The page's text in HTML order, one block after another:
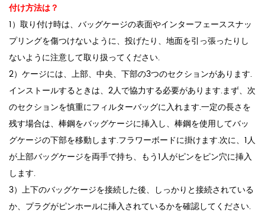
付け方法は？
1）取り付け時は、バッグケージの表面やインターフェーススナッ
プリングを傷つけないように、投げたり、地面を引っ張ったりし
ないように注意して取り扱ってください.
2）ケージには、上部、中央、下部の3つのセクションがあります.
インストールするときは、2人で協力する必要があります.まず、次
のセクションを慎重にフィルターバッグに入れます.一定の長さを
残す場合は、棒鋼をバッグケージに挿入し、棒鋼を使用してバッ
グケージの下部を移動します.フラワーボードに掛けます.次に、1人
が上部バッグケージを両手で持ち、もう1人がピンをピン穴に挿入
します.
3）上下のバッグケージを接続した後、しっかりと接続されている
か、プラグがピンホールに挿入されているかを確認してください.